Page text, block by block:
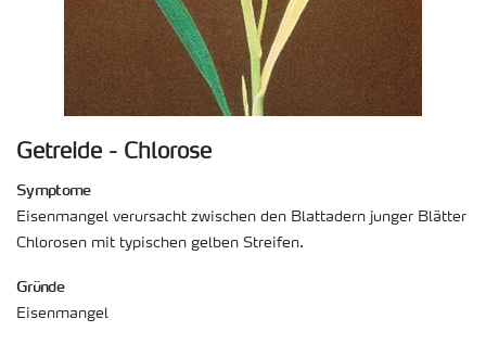
Getreide - Chlorose
Symptome
Eisenmangel verursacht zwischen den Blattadern junger Blätter
Chlorosen mit typischen gelben Streifen.
Gründe
Eisenmangel